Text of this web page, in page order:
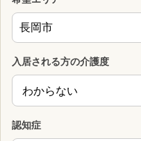
入居される方の介護度
認知症